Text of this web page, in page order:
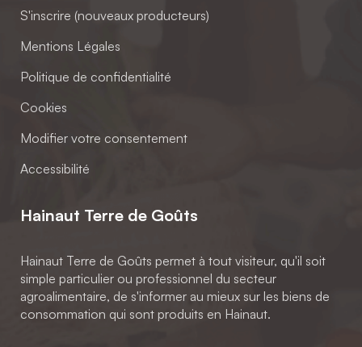
S'inscrire (nouveaux producteurs)
Mentions Légales
Politique de confidentialité
Cookies
Modifier votre consentement
Accessibilité
Hainaut Terre de Goûts
Hainaut Terre de Goûts permet à tout visiteur, qu'il soit
simple particulier ou professionnel du secteur
agroalimentaire, de s'informer au mieux sur les biens de
consommation qui sont produits en Hainaut.